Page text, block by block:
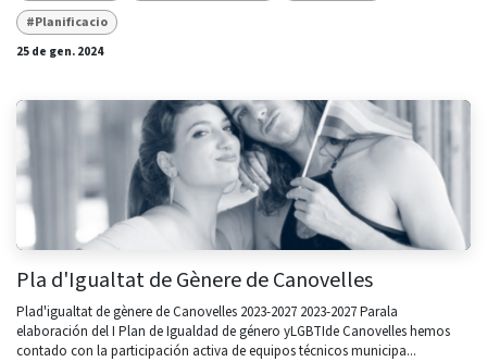
#Planificacio
25 de gen. 2024
Pla d'Igualtat de Gènere de Canovelles
Plad'igualtat de gènere de Canovelles 2023-2027 2023-2027 Parala
elaboración del I Plan de Igualdad de género yLGBTIde Canovelles hemos
contado con la participación activa de equipos técnicos municipa...